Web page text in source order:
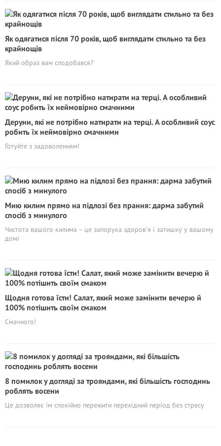
Як одягатися після 70 років, щоб виглядати стильно та без
крайнощів
Який образ вам сподобався?
Деруни, які не потрібно натирати на терці. А особливий соус
робить їх неймовірно смачними
Готуйте з задоволенням!
Мию килим прямо на підлозі без прання: дарма забутий
спосіб з минулого
Чистота вашого килима – це запорука здоров’я і затишку у вашому
домі
Щодня готова їсти! Салат, який може замінити вечерю й
100% потішить своїм смаком
Смачного!
8 помилок у догляді за трояндами, які більшість господинь
роблять восени
Це дозволяє їм спокійно пережити перехідний період без стресу